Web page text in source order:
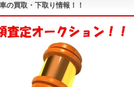
の買取・下取り情報！！